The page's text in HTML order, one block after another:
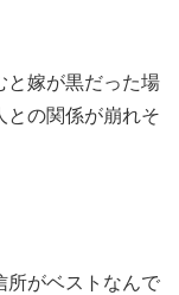
と嫁が黒だった場
との関係が崩れそ
所がベストなんで